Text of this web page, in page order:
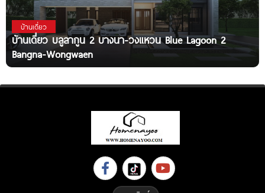
บ้านเดี่ยว
บ้านเดี่ยว บลูลากูน 2 บางนา-วงแหวน Blue Lagoon 2
Bangna-Wongwaen